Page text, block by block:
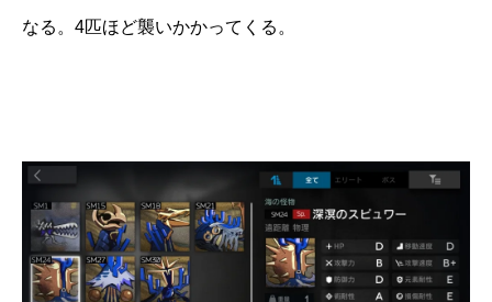
なる。4匹ほど襲いかかってくる。